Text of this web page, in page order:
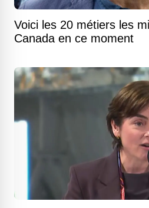
Voici les 20 métiers les
Canada en ce moment